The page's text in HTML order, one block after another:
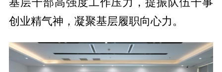
基层干部高强度工作压力，提振队伍干事
创业精气神，凝聚基层履职向心力。